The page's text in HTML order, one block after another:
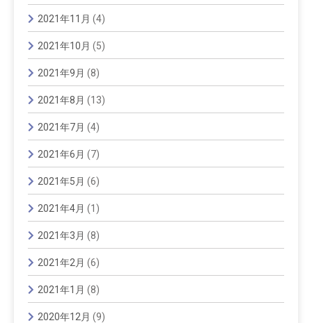
2021年11月 (4)
2021年10月 (5)
2021年9月 (8)
2021年8月 (13)
2021年7月 (4)
2021年6月 (7)
2021年5月 (6)
2021年4月 (1)
2021年3月 (8)
2021年2月 (6)
2021年1月 (8)
2020年12月 (9)